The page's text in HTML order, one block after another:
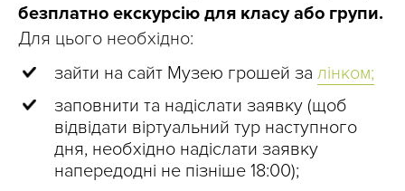
безплатно екскурсію для класу або групи.
Для цього необхідно:
зайти на сайт Музею грошей за лінком;
заповнити та надіслати заявку (щоб
відвідати віртуальний тур наступного
дня, необхідно надіслати заявку
напередодні не пізніше 18:00);